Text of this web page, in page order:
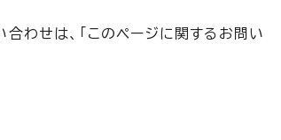
わせは、「このページに関するお問い